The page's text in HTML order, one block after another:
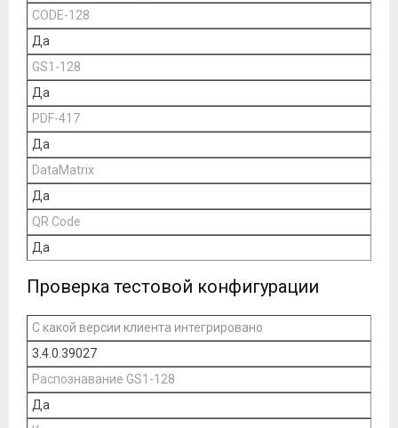
CODE-128
Да
GS1-128
Да
PDF-417
Да
DataMatrix
Да
QR Code
Да
Проверка тестовой конфигурации
С какой версии клиента интегрировано
3.4.0.39027
Распознавание GS1-128
Да